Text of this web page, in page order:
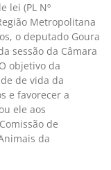
lei (PL Nº
Metropolitana
o deputado Goura
sessão da Câmara
objetivo da
de vida da
e favorecer a
ele aos
de
da